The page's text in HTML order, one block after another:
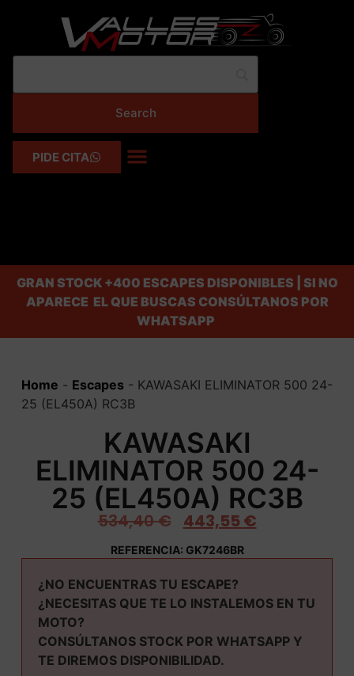
PIDE CITA
GRAN STOCK+400 ESCAPES DISPONIBLES | SI NO
APARECE EL QUE BUSCAS CONSÚLTANOS POR
WHATSAPP
Home - Escapes- KAWASAKI ELIMINATOR 500 24-
25 (EL450A) RC3B
KAWASAKI
ELIMINATOR 500 24-
25 (EL450A) RC3B
534,40€ 443,55 €
REFERENCIA: GK7246BR
¿NO ENCUENTRAS TU ESCAPE?
¿NECESITAS QUE TE LO INSTALEMOS EN TU
MOTO?
CONSÚLTANOS STOCK POR WHATSAPP Y
TE DIREMOS DISPONIBILIDAD.